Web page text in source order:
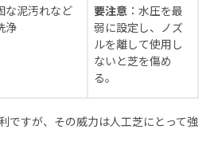
な泥汚れなど
浄
要注意 ：水圧を最
弱に設定し、ノズ
ルを離して使用し
ないと芝を傷め
る。
ですが、その威力は人工芝にとって強